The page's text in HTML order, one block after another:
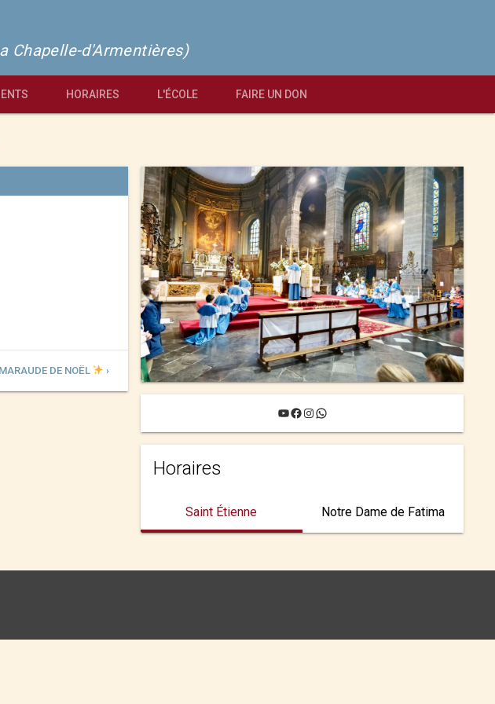
Chapelle-d'Armentières)
HORAIRES L'ÉCOLE FAIRE UN DON
MARAUDE DE NOËL ›
YouTube
Facebook
Instagram
WhatsApp
Horaires
Saint Étienne Notre Dame de Fatima